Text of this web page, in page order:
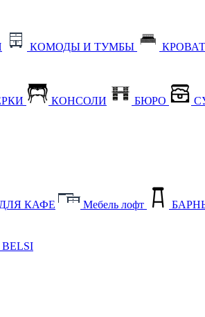
КОМОДЫ И ТУМБЫ
КОНСОЛИ БЮРО
КАФЕ Мебель лофт